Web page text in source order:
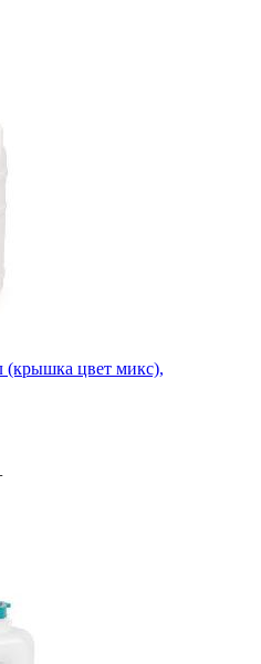
(крышка цвет микс),